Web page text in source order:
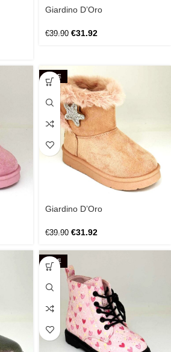
Giardino D’Oro
€39.90 €31.92
SALE
Giardino D’Oro
€39.90 €31.92
SALE